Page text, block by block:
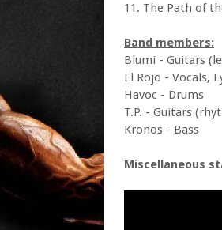
11. The Path of
Band members:
Blumi - Guitars
El Rojo - Vocals,
Havoc - Drums
T.P. - Guitars
Kronos - Bass
Miscellaneous